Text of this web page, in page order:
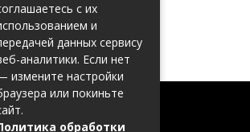
обзор современного
активной жизни
с их
и
данных сервису
аналитики. Если нет
измените настройки
или покиньте
обработки